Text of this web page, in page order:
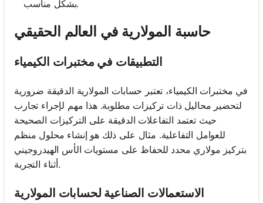
بشكل مناسب.
حاسبة المولارية في العالم الحقيقي
التطبيقات في مختبرات الكيمياء
في مختبرات الكيمياء، تعتبر حسابات المولارية الدقيقة ضرورية
لتحضير محاليل ذات تركيزات مطلوبة. هذا مهم لإجراء تجارب
حيث تعتمد التفاعلات الدقيقة على التركيزات الصحيحة
للعوامل التفاعلية. مثال على ذلك هو إنشاء محلول منظم
بتركيز مولاري محدد للحفاظ على مستويات الأس الهيدروجيني
أثناء التجربة.
الاستعمالات الصناعية لحسابات المولارية